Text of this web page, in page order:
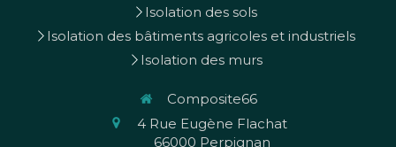
Isolation des sols
Isolation des bâtiments agricoles et industriels
Isolation des murs
Composite66
4 Rue Eugène Flachat
66000 Perpignan